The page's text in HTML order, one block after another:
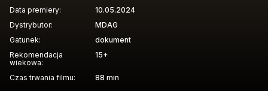
Data premiery:
10.05.2024
Dystrybutor:
MDAG
Gatunek:
dokument
Rekomendacja
wiekowa:
15+
Czas trwania filmu: 88 min